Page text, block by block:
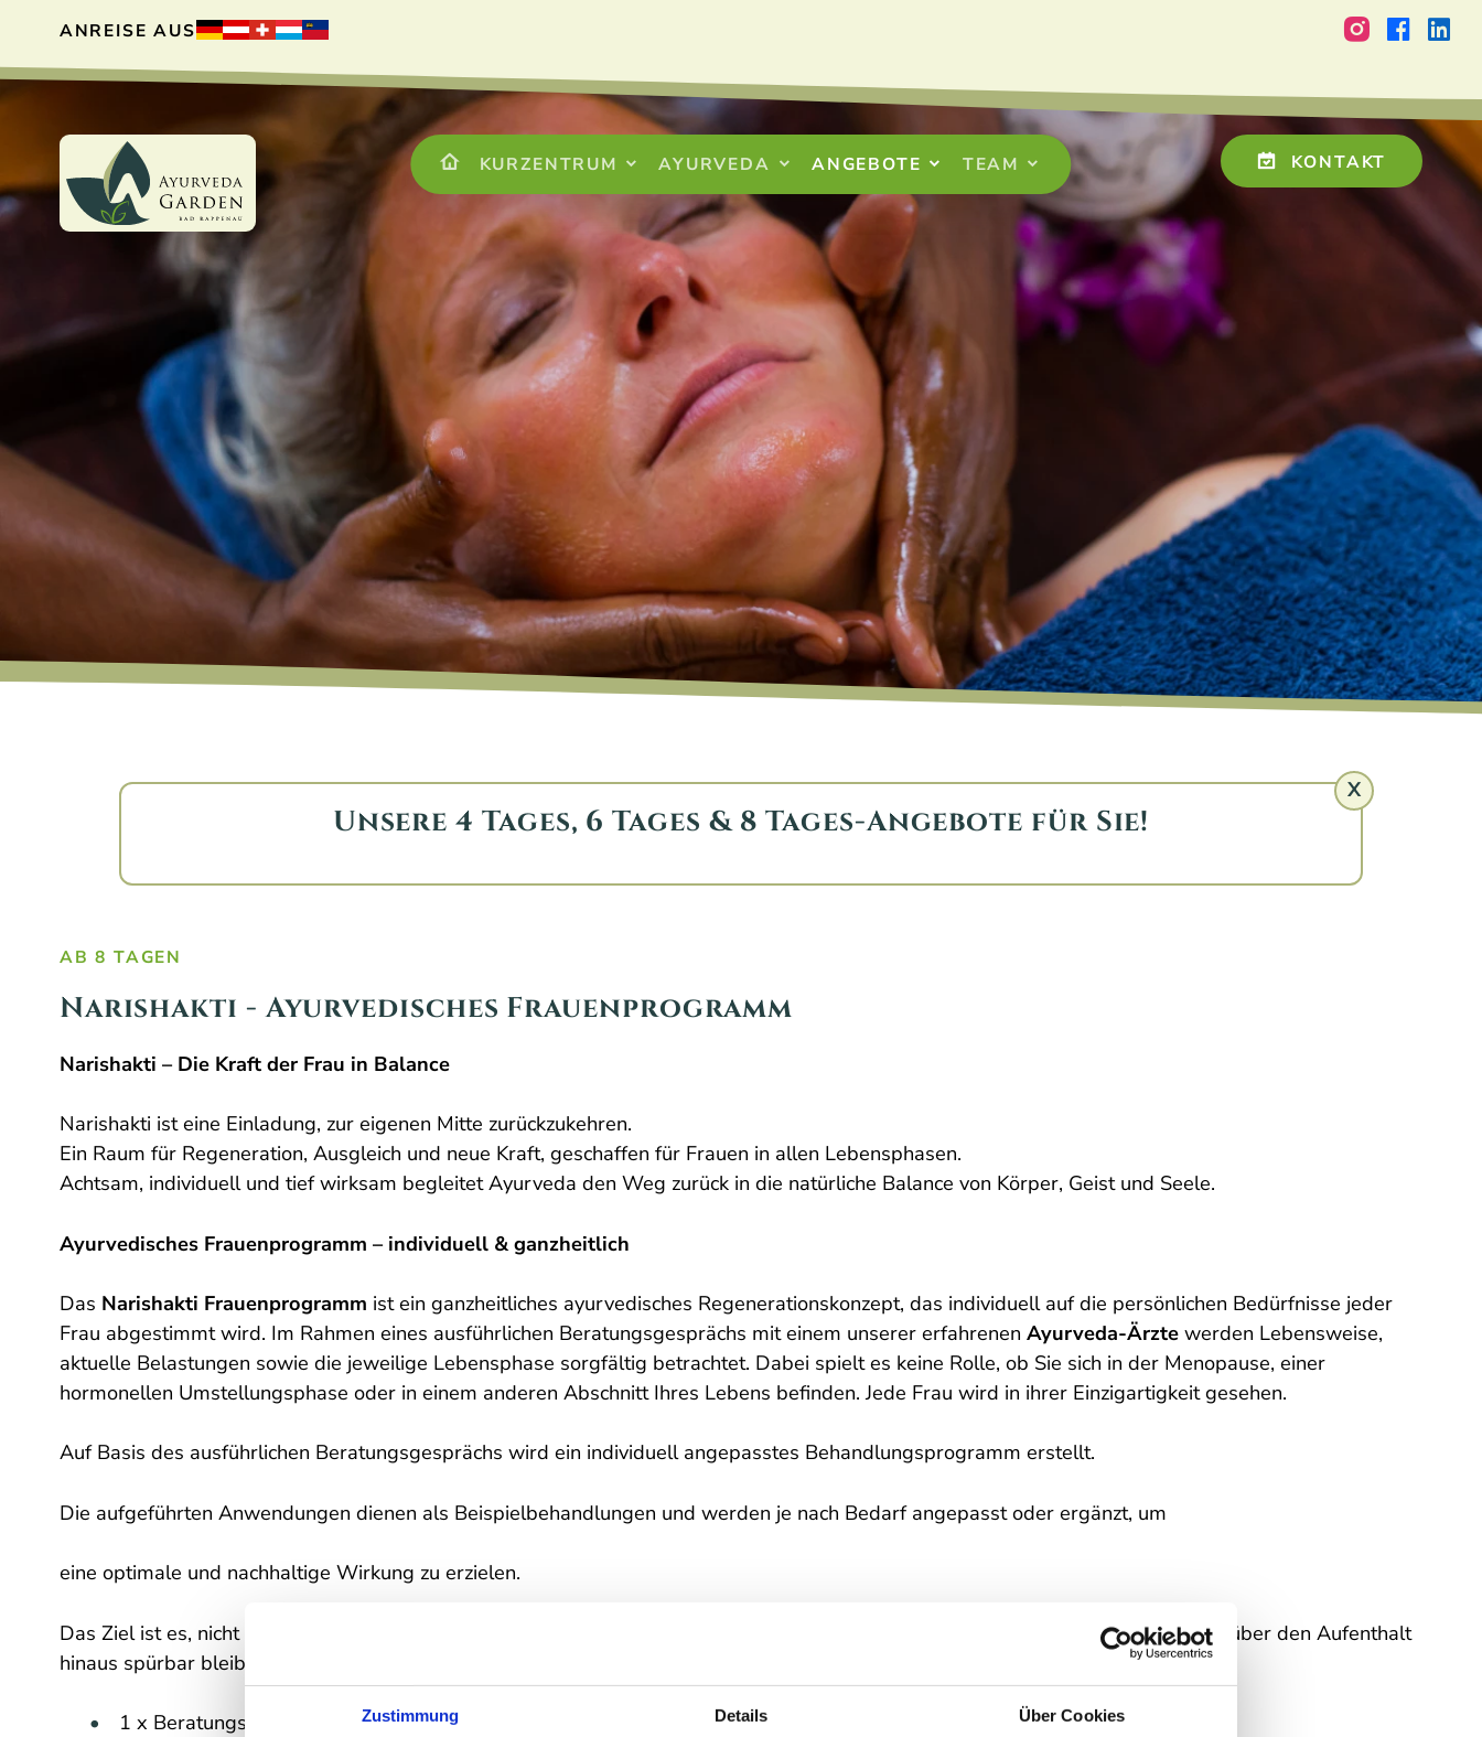
Zustimmung Details Über Cookies
ANREISE AUS
KURZENTRUM AYURVEDA ANGEBOTE TEAM
GUTSCHEINE NEWSLETTER
KONTAKT
Unsere 4 Tages, 6 Tages & 8 Tages-Angebote für Sie!
X
AB 8 TAGEN
Narishakti - Ayurvedisches Frauenprogramm
Narishakti – Die Kraft der Frau in Balance
Narishakti ist eine Einladung, zur eigenen Mitte zurückzukehren.
Ein Raum für Regeneration, Ausgleich und neue Kraft, geschaffen für Frauen in allen Lebensphasen.
Achtsam, individuell und tief wirksam begleitet Ayurveda den Weg zurück in die natürliche Balance von Körper, Geist und Seele.
Ayurvedisches Frauenprogramm – individuell & ganzheitlich
Das Narishakti Frauenprogramm ist ein ganzheitliches ayurvedisches Regenerationskonzept, das individuell auf die persönlichen Bedürfnisse jeder
Frau abgestimmt wird. Im Rahmen eines ausführlichen Beratungsgesprächs mit einem unserer erfahrenen Ayurveda-Ärztewerden Lebensweise,
aktuelle Belastungen sowie die jeweilige Lebensphase sorgfältig betrachtet. Dabei spielt es keine Rolle, ob Sie sich in der Menopause, einer
hormonellen Umstellungsphase oder in einem anderen Abschnitt Ihres Lebens befinden. Jede Frau wird in ihrer Einzigartigkeit gesehen.
Auf Basis des ausführlichen Beratungsgesprächs wird ein individuell angepasstes Behandlungsprogramm erstellt.
Die aufgeführten Anwendungen dienen als Beispielbehandlungen und werden je nach Bedarf angepasst oder ergänzt, um
eine optimale und nachhaltige Wirkung zu erzielen.
Das Ziel ist es, nicht nur kurzfristige Entspannung zu ermöglichen, sondern eine nachhaltige, tiefgehende Erholung zu fördern, die über den Aufenthalt
hinaus spürbar bleibt.
1 x Beratungs- und Abschlussgesprächgespräch